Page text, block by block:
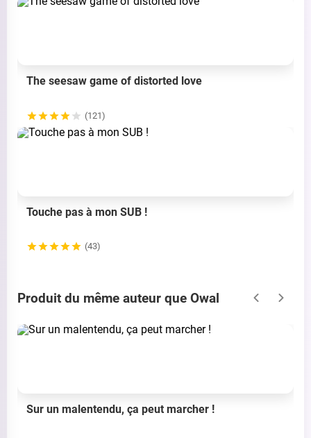
The seesaw game of distorted love
(121)
Touche pas à mon SUB !
(43)
Produit du même auteur que Owal
Sur un malentendu, ça peut marcher !